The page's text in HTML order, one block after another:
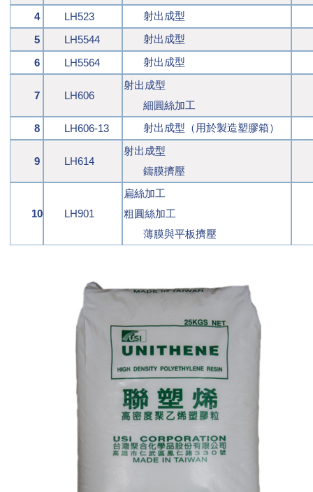
4 LH523 射出成型
5 LH5544 射出成型
6 LH5564 射出成型
7 LH606
射出成型
細圓絲加工
8 LH606-13 射出成型（用於製造塑膠箱）
9 LH614
射出成型
鑄膜擠壓
10 LH901
扁絲加工
粗圓絲加工
薄膜與平板擠壓